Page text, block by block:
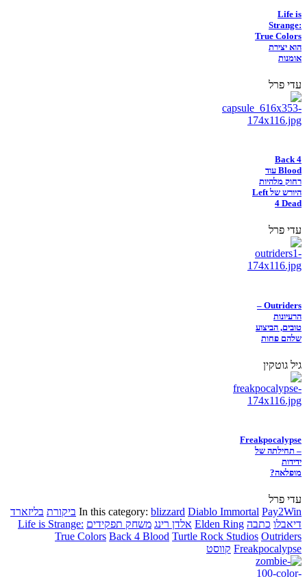
Life is
Strange:
True Colors
הוא יצירת
אומנות
עדי פרל
Back 4
Blood עוד
רחוק מלהיות
היורש של Left
4 Dead
עדי פרל
Outriders –
הרעיונות
טובים, הביצוע
שלהם פחות
גיל גוטקין
Freakpocalypse
– תחילתה של
ידידות
מופלאה?
עדי פרל
In this category: blizzard Diablo Immortal Pay2Win ביקורת בליזארד
דיאבלו כתבה Elden Ring אלדן רינג משחק תפקידים Life is Strange:
True Colors Back 4 Blood Turtle Rock Studios Outriders
Freakpocalypse קווסט